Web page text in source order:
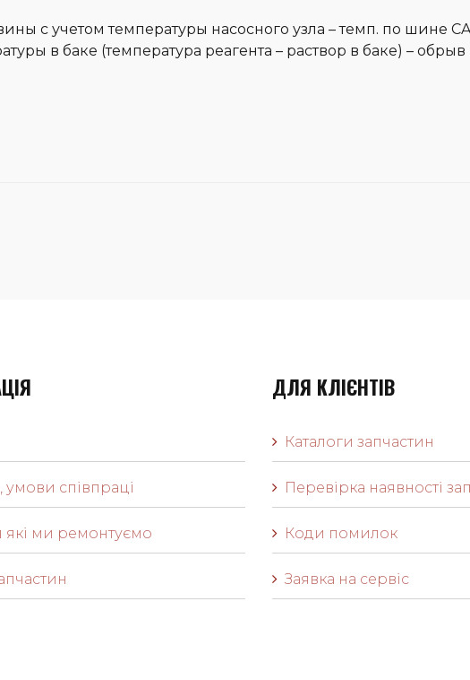
с учетом температуры насосного узла – темп. по шине
в баке (температура реагента – раствор в баке) –
умови співпраці
які ми ремонтуємо
ДЛЯ КЛІЄНТІВ
Каталоги запчастин
Перевірка наявності
Коди помилок
Заявка на сервіс